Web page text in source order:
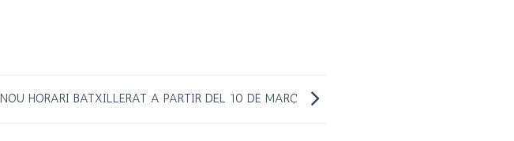
NOU HORARI BATXILLERAT A PARTIR DEL 10 DE MARÇ